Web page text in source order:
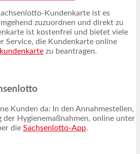
Kundenkarte ist es
zuzuordnen und direkt zu
ist kostenfrei und bietet viele
Service, die Kundenkarte online
zu beantragen.
Kunden da: In den Annahmestellen,
Hygienemaßnahmen, online unter
die Sachsenlotto-App.